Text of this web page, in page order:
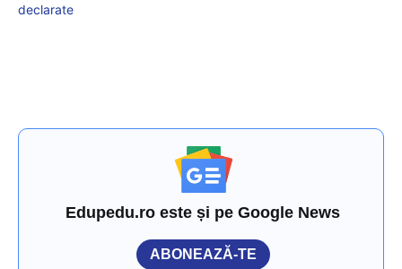
declarate
Edupedu.ro este și pe Google News
ABONEAZĂ-TE